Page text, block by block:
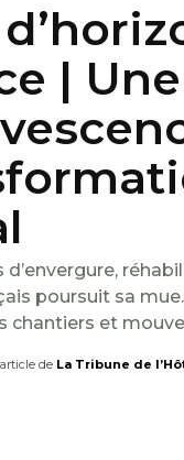
|
d’envergure,
poursuit sa
chantiers et
de La Tribune de